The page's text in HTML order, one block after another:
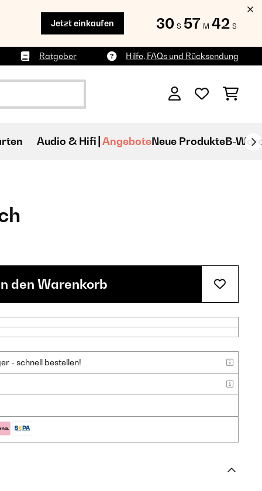
Jetzt einkaufen 30 S 57 M 42 S
Ratgeber Hilfe, FAQs und Rücksendung
Audio & Hifi AngeboteNeue ProdukteB-
den Warenkorb
- schnell bestellen!